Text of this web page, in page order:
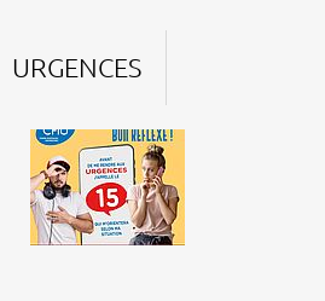
URGENCES